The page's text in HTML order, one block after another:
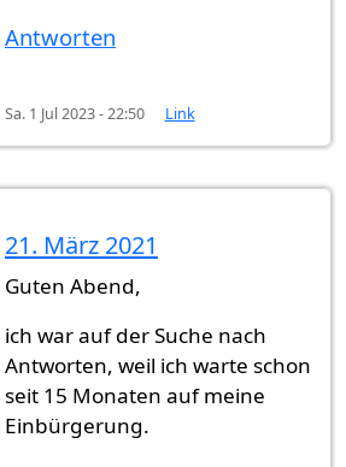
Antworten
Sa. 1 Jul 2023 - 22:50 Link
21. März 2021
Guten Abend,
ich war auf der Suche nach
Antworten, weil ich warte schon
seit 15 Monaten auf meine
Einbürgerung.